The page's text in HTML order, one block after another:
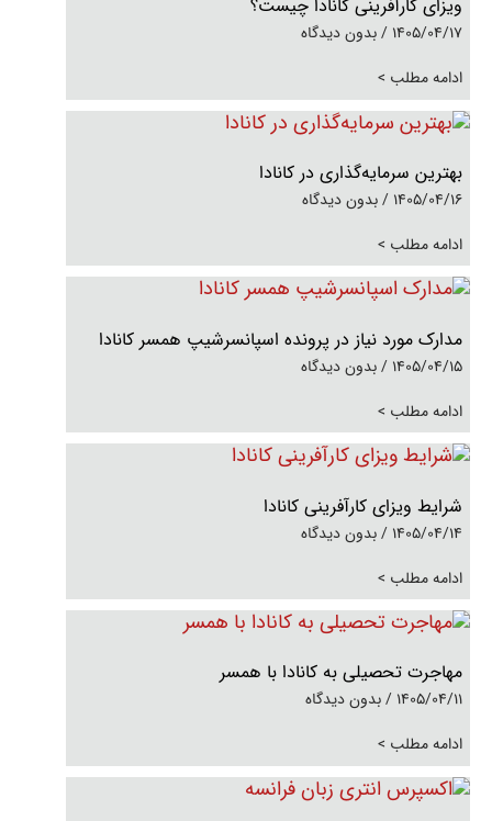
ویزای کارآفرینی کانادا چیست؟
1405/04/17
بدون دیدگاه
ادامه مطلب >
بهترین سرمایه‌گذاری در کانادا
1405/04/16
بدون دیدگاه
ادامه مطلب >
مدارک مورد نیاز در پرونده اسپانسرشیپ همسر کانادا
1405/04/15
بدون دیدگاه
ادامه مطلب >
شرایط ویزای کارآفرینی کانادا
1405/04/14
بدون دیدگاه
ادامه مطلب >
مهاجرت تحصیلی به کانادا با همسر
1405/04/11
بدون دیدگاه
ادامه مطلب >